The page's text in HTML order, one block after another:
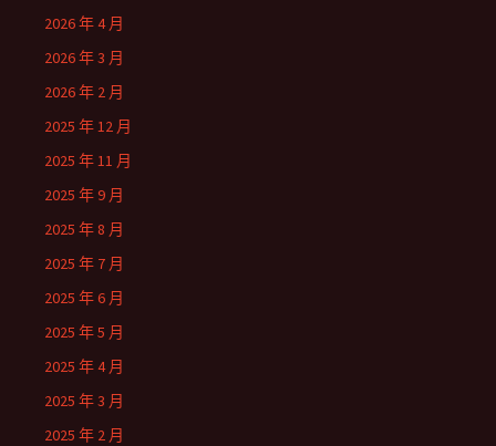
2026 年 4 月
2026 年 3 月
2026 年 2 月
2025 年 12 月
2025 年 11 月
2025 年 9 月
2025 年 8 月
2025 年 7 月
2025 年 6 月
2025 年 5 月
2025 年 4 月
2025 年 3 月
2025 年 2 月